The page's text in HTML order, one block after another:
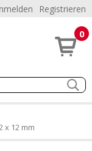
Registrieren
0
x 12 mm